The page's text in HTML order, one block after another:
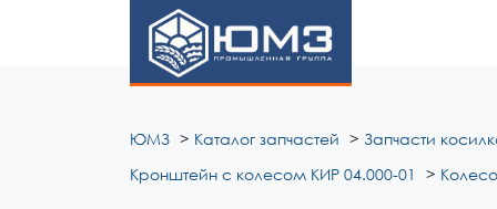
ЮМЗ Каталог запчастей Запчасти
Кронштейн с колесом КИР 04.000-01